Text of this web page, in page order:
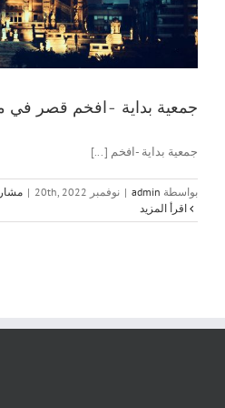
جمعية بداية -افخم قصر في
جمعية بداية -افخم [...]
بواسطة admin
| نوفمبر 20th, 2022 |